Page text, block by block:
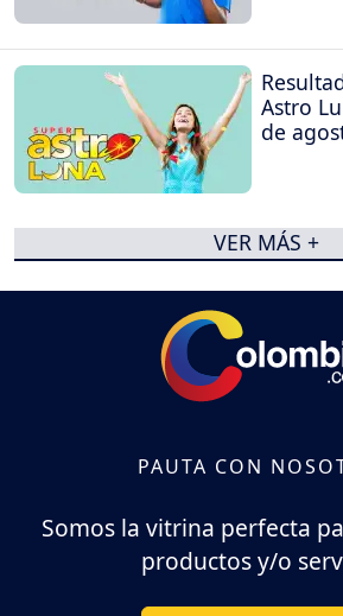
Astro
de
VER MÁS +
PAUTA CON
Somos la vitrina perfecta
productos y/o